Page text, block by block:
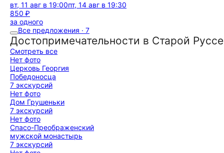
вт, 11 авг в 19:00пт, 14 авг в 19:30
850 ₽
за одного
Все предложения · 7
Достопримечательности в Старой Руссе
Смотреть все
Нет фото
Церковь Георгия
Победоносца
7 экскурсий
Нет фото
Дом Грушеньки
7 экскурсий
Нет фото
Спасо-Преображенский
мужской монастырь
7 экскурсий